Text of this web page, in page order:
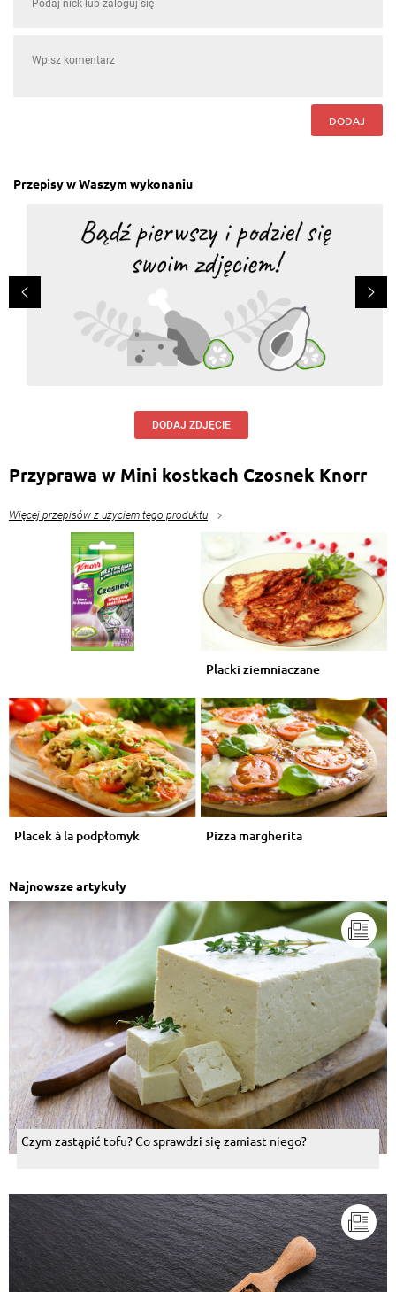
DODAJ
Przepisy w Waszym wykonaniu
DODAJ ZDJĘCIE
Przyprawa w Mini kostkach Czosnek Knorr
Więcej przepisów z użyciem tego produktu
Placki ziemniaczane
Placek à la podpłomyk Pizza margherita
Najnowsze artykuły
Czym zastąpić tofu? Co sprawdzi się zamiast niego?